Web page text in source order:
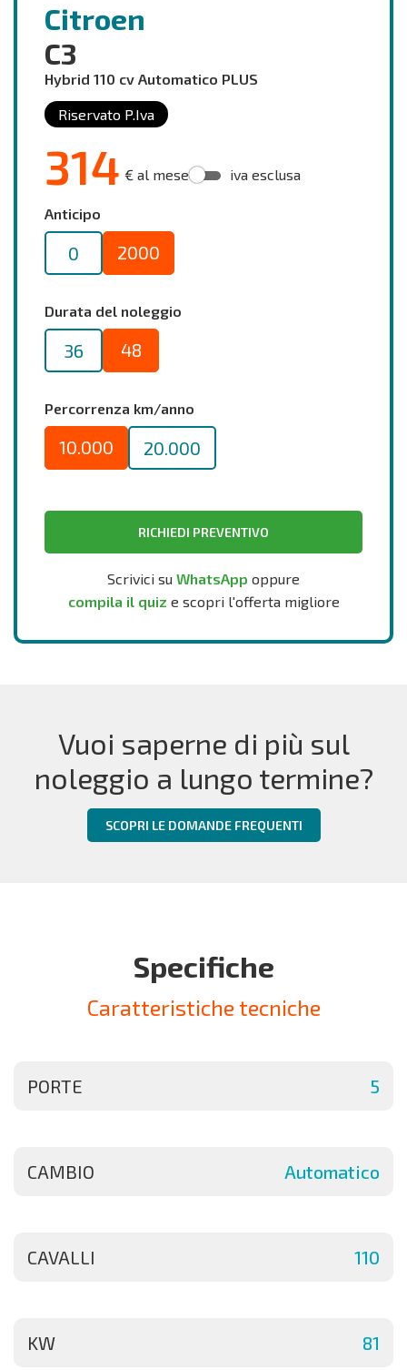
Citroen
C3
Hybrid 110 cv Automatico PLUS
Riservato P.Iva
314 € al mese iva esclusa
Anticipo
0 2000
Durata del noleggio
36 48
Percorrenza km/anno
10.000 20.000
RICHIEDI PREVENTIVO
Scrivici su WhatsApp oppure
compila il quiz e scopri l'offerta migliore
Vuoi saperne di più sul
noleggio a lungo termine?
SCOPRI LE DOMANDE FREQUENTI
Specifiche
Caratteristiche tecniche
PORTE 5
CAMBIO Automatico
CAVALLI 110
KW 81